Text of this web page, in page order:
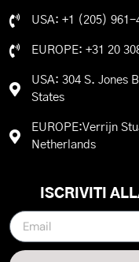
USA: +1 (205) 961-
EUROPE: +31 20
USA: 304 S. Jones
States
EUROPE:Verrijn
Netherlands
ISCRIVITI